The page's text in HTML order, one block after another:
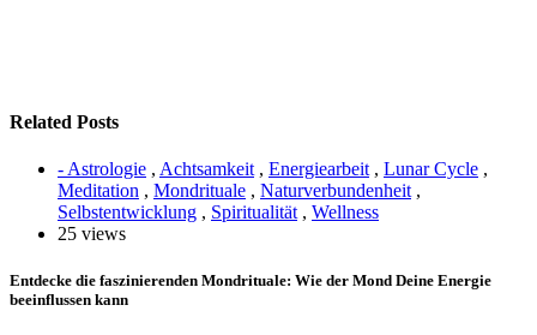
Related Posts
- Astrologie , Achtsamkeit , Energiearbeit , Lunar Cycle ,
Meditation , Mondrituale , Naturverbundenheit ,
Selbstentwicklung , Spiritualität , Wellness
25 views
Entdecke die faszinierenden Mondrituale: Wie der Mond Deine Energie
beeinflussen kann